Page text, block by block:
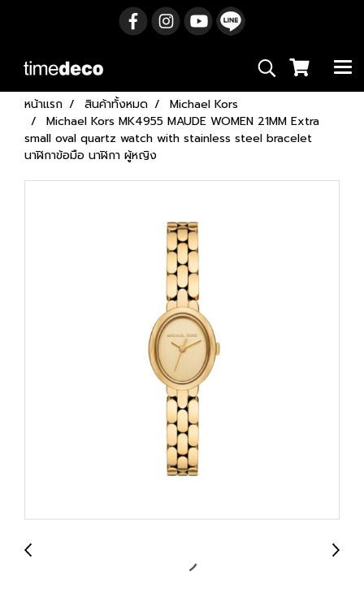
หน้าแรก สินค้าทั้งหมด
Michael Kors
Michael Kors MK4955 MAUDE WOMEN 21MM Extra
small oval quartz watch with stainless steel bracelet
นาฬิกาข้อมือ นาฬิกา ผู้หญิง